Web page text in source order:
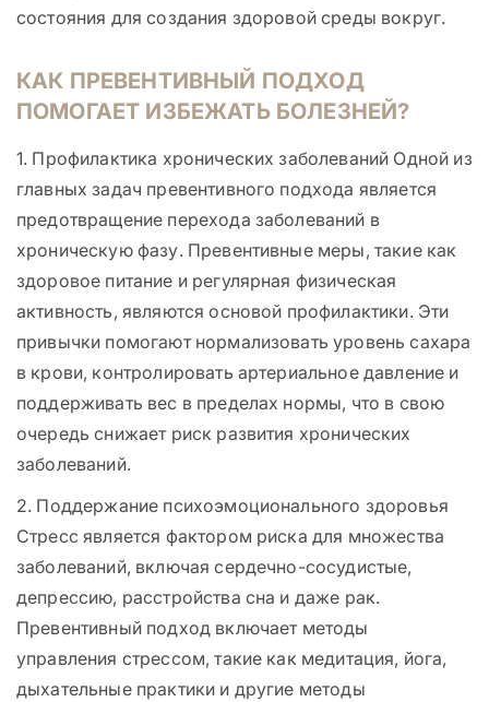
состояния для создания здоровой среды вокруг.
КАК ПРЕВЕНТИВНЫЙ ПОДХОД
ПОМОГАЕТ ИЗБЕЖАТЬ БОЛЕЗНЕЙ?
1. Профилактика хронических заболеваний Одной из
главных задач превентивного подхода является
предотвращение перехода заболеваний в
хроническую фазу. Превентивные меры, такие как
здоровое питание и регулярная физическая
активность, являются основой профилактики. Эти
привычки помогают нормализовать уровень сахара
в крови, контролировать артериальное давление и
поддерживать вес в пределах нормы, что в свою
очередь снижает риск развития хронических
заболеваний.
2. Поддержание психоэмоционального здоровья
Стресс является фактором риска для множества
заболеваний, включая сердечно-сосудистые,
депрессию, расстройства сна и даже рак.
Превентивный подход включает методы
управления стрессом, такие как медитация, йога,
дыхательные практики и другие методы